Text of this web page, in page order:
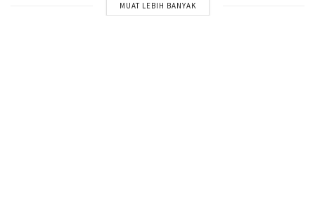
MUAT LEBIH BANYAK